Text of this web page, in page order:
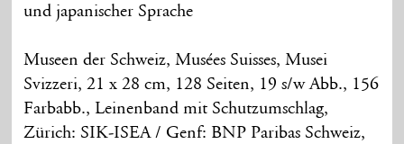
und japanischer Sprache
Museen der Schweiz, Musées Suisses, Musei
Svizzeri, 21 x 28 cm, 128 Seiten, 19 s/w Abb., 156
Farbabb., Leinenband mit Schutzumschlag,
Zürich: SIK-ISEA / Genf: BNP Paribas Schweiz,